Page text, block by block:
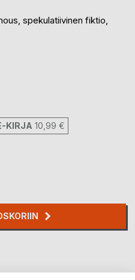
spekulatiivinen fiktio,
KIRJA 10,99 €